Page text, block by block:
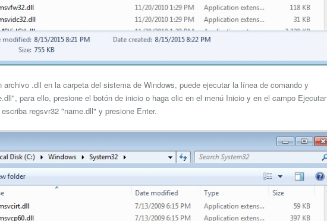
.dll en la carpeta del sistema de Windows, puede ejecutar la línea de comando y
para ello, presione el botón de inicio o haga clic en el menú Inicio y en el campo Ejecutar
regsvr32 "name.dll" y presione Enter.